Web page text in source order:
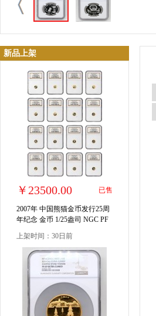
新品上架
￥23500.00 已售
2007年 中国熊猫金币发行25周
年纪念 金币 1/25盎司 NGC PF
上架时间：30日前